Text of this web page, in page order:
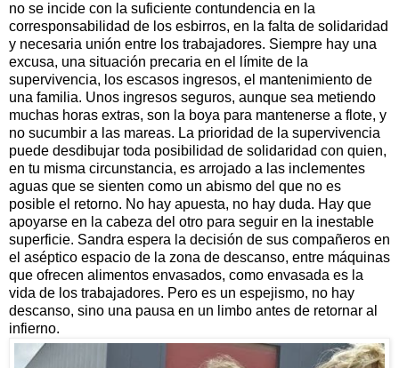
no se incide con la suficiente contundencia en la
corresponsabilidad de los esbirros, en la falta de solidaridad
y necesaria unión entre los trabajadores. Siempre hay una
excusa, una situación precaria en el límite de la
supervivencia, los escasos ingresos, el mantenimiento de
una familia. Unos ingresos seguros, aunque sea metiendo
muchas horas extras, son la boya para mantenerse a flote, y
no sucumbir a las mareas. La prioridad de la supervivencia
puede desdibujar toda posibilidad de solidaridad con quien,
en tu misma circunstancia, es arrojado a las inclementes
aguas que se sienten como un abismo del que no es
posible el retorno. No hay apuesta, no hay duda. Hay que
apoyarse en la cabeza del otro para seguir en la inestable
superficie. Sandra espera la decisión de sus compañeros en
el aséptico espacio de la zona de descanso, entre máquinas
que ofrecen alimentos envasados, como envasada es la
vida de los trabajadores. Pero es un espejismo, no hay
descanso, sino una pausa en un limbo antes de retornar al
infierno.